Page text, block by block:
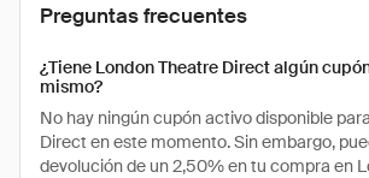
Preguntas frecuentes
¿Tiene London Theatre Direct algún
mismo?
No hay ningún cupón activo disponible
Direct en este momento. Sin embargo,
devolución de un 2,50% en tu compra en